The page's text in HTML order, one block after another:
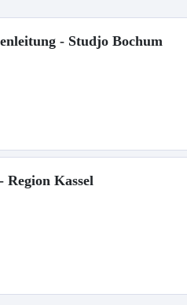
- Studjo Bochum
Kassel